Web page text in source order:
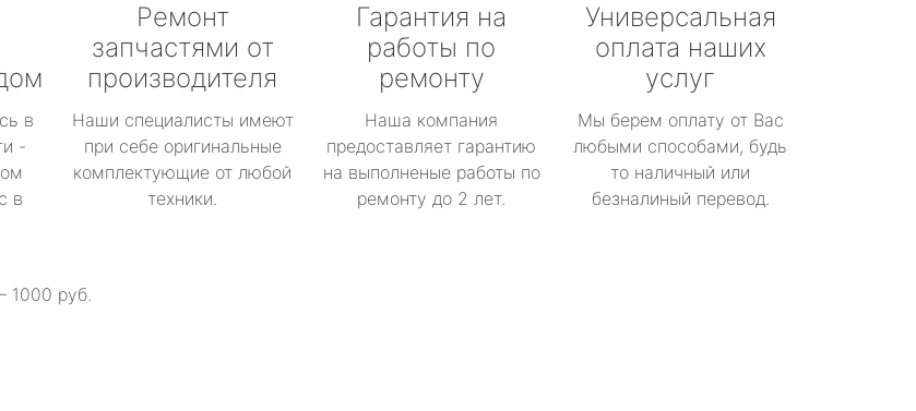
в
-
в
Ремонт
запчастями от
производителя
Наши специалисты имеют
при себе оригинальные
комплектующие от любой
техники.
Гарантия на
работы по
ремонту
Наша компания
предоставляет гарантию
на выполненые работы по
ремонту до 2 лет.
Универсальная
оплата наших
услуг
Мы берем оплату от Вас
любыми способами, будь
то наличный или
безналиный перевод.
1000 руб.